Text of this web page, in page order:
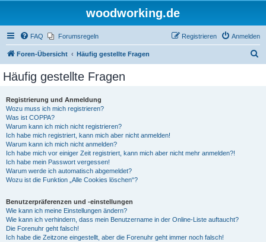
woodworking.de
FAQ Forumsregeln Anmelden
Registrieren
Foren-Übersicht Häufig gestellte Fragen
Häufig gestellte Fragen
Registrierung und Anmeldung
Wozu muss ich mich registrieren?
Was ist COPPA?
Warum kann ich mich nicht registrieren?
Ich habe mich registriert, kann mich aber nicht anmelden!
Warum kann ich mich nicht anmelden?
Ich habe mich vor einiger Zeit registriert, kann mich aber nicht mehr anmelden?!
Ich habe mein Passwort vergessen!
Warum werde ich automatisch abgemeldet?
Wozu ist die Funktion „Alle Cookies löschen“?
Benutzerpräferenzen und -einstellungen
Wie kann ich meine Einstellungen ändern?
Wie kann ich verhindern, dass mein Benutzername in der Online-Liste auftaucht?
Die Forenuhr geht falsch!
Ich habe die Zeitzone eingestellt, aber die Forenuhr geht immer noch falsch!